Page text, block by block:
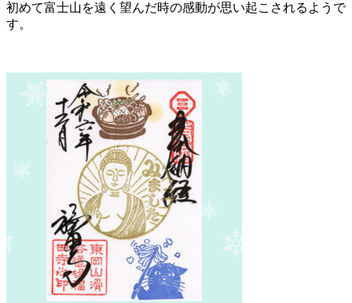
初めて富士山を遠く望んだ時の感動が思い起こされるようで
す。